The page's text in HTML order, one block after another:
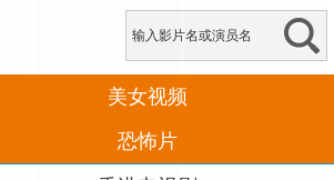
美女视频
恐怖片